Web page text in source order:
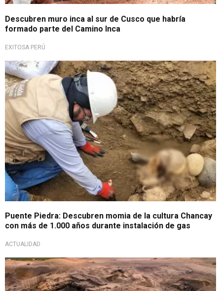
Descubren muro inca al sur de Cusco que habría
formado parte del Camino Inca
EXITOSA PERÚ
Hallazgo milenario
Puente Piedra: Descubren momia de la cultura Chancay
con más de 1.000 años durante instalación de gas
ACTUALIDAD
Importante hallazgo